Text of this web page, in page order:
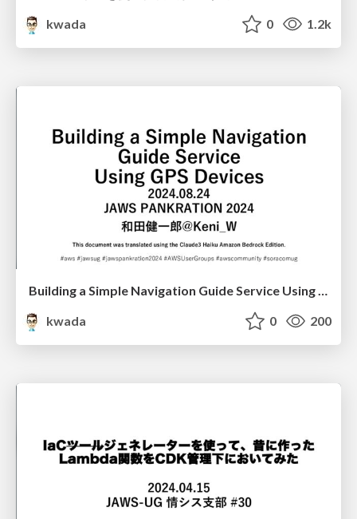
kwada
0 1.2k
Building a Simple Navigation Guide Service Using GPS Devices/jaws-pankration2024
kwada
0 200